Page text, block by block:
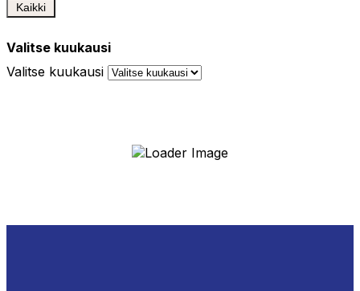
Kaikki
Valitse kuukausi
Valitse kuukausi